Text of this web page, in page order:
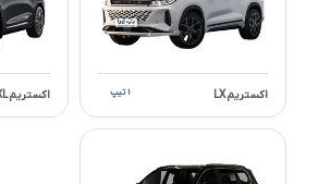
اکستریم LX ۱ تیپ اکستریم TXL